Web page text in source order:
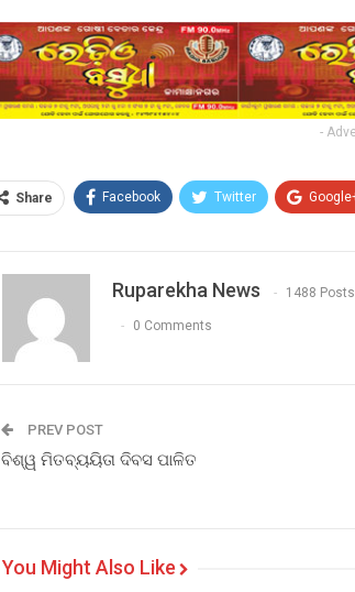
-
Share Facebook Twitter
Ruparekha News 1488 Posts
0 Comments
PREV POST
ବିଶ୍ୱ ମିତବ୍ୟୟିତା ଦିବସ ପାଳିତ
You Might Also Like